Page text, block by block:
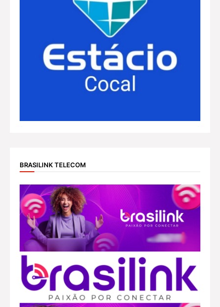
BRASILINK TELECOM